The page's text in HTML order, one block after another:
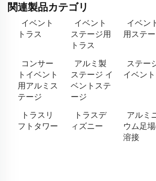
関連製品カテゴリ
イベント
トラス
イベント
ステージ用
トラス
イベン
用ステ
コンサー
トイベント
用アルミス
テージ
アルミ製
ステージ イ
ベントステ
ージ
ステー
イベント
トラスリ
フトタワー
トラスデ
ィズニー
アルミ
ウム足
溶接